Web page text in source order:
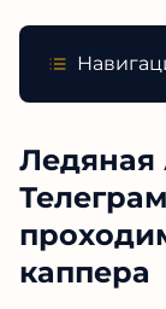
Ледяная
каппера